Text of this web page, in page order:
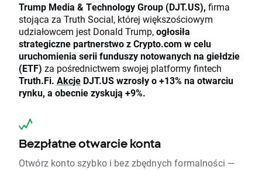
Trump Media & Technology Group (DJT.US), firma
stojąca za Truth Social, której większościowym
udziałowcem jest Donald Trump,ogłosiła
strategiczne partnerstwo z Crypto.com w celu
uruchomienia serii funduszy notowanych na giełdzie
(ETF) za pośrednictwem swojej platformy fintech
Truth.Fi. Akcje DJT.US wzrosły o +13% na otwarciu
rynku, a obecnie zyskują +9%.
Bezpłatne otwarcie konta
Otwórz konto szybko i bez zbędnych formalności —